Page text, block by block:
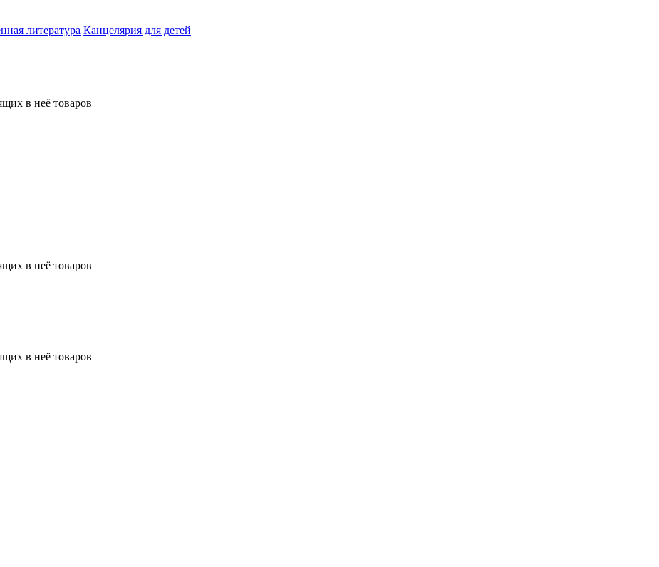
литература Канцелярия для детей
в неё товаров
в неё товаров
в неё товаров